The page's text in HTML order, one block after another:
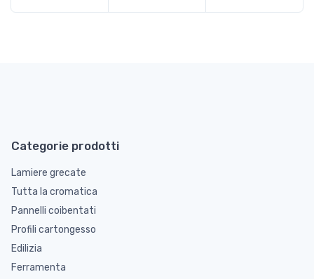
Categorie prodotti
Lamiere grecate
Tutta la cromatica
Pannelli coibentati
Profili cartongesso
Edilizia
Ferramenta